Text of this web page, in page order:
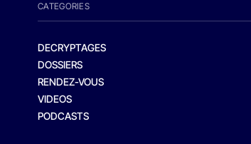
CATEGORIES
DECRYPTAGES
DOSSIERS
RENDEZ-VOUS
VIDEOS
PODCASTS